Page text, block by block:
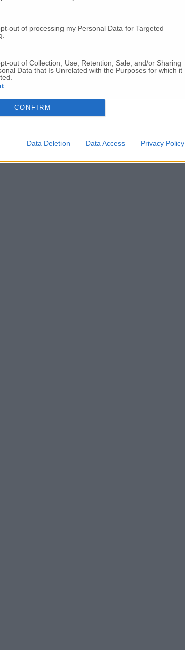
out of processing my Personal Data for Targeted
out of Collection, Use, Retention, Sale, and/or Sharing
Data that Is Unrelated with the Purposes for which it
CONFIRM
Data Deletion Data Access Privacy Policy